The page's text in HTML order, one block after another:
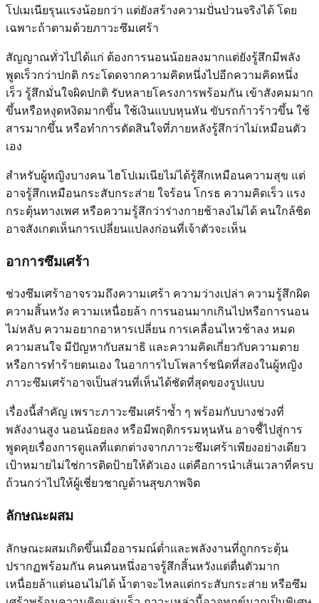
โปเมเนียรุนแรงน้อยกว่า แต่ยังสร้างความปั่นป่วนจริงได้ โดย
เฉพาะถ้าตามด้วยภาวะซึมเศร้า
สัญญาณทั่วไปได้แก่ ต้องการนอนน้อยลงมากแต่ยังรู้สึกมีพลัง
พูดเร็วกว่าปกติ กระโดดจากความคิดหนึ่งไปอีกความคิดหนึ่ง
เร็ว รู้สึกมั่นใจผิดปกติ รับหลายโครงการพร้อมกัน เข้าสังคมมาก
ขึ้นหรือหงุดหงิดมากขึ้น ใช้เงินแบบหุนหัน ขับรถก้าวร้าวขึ้น ใช้
สารมากขึ้น หรือทำการตัดสินใจที่ภายหลังรู้สึกว่าไม่เหมือนตัว
เอง
สำหรับผู้หญิงบางคน ไฮโปเมเนียไม่ได้รู้สึกเหมือนความสุข แต่
อาจรู้สึกเหมือนกระสับกระส่าย ใจร้อน โกรธ ความคิดเร็ว แรง
กระตุ้นทางเพศ หรือความรู้สึกว่าร่างกายช้าลงไม่ได้ คนใกล้ชิด
อาจสังเกตเห็นการเปลี่ยนแปลงก่อนที่เจ้าตัวจะเห็น
อาการซึมเศร้า
ช่วงซึมเศร้าอาจรวมถึงความเศร้า ความว่างเปล่า ความรู้สึกผิด
ความสิ้นหวัง ความเหนื่อยล้า การนอนมากเกินไปหรือการนอน
ไม่หลับ ความอยากอาหารเปลี่ยน การเคลื่อนไหวช้าลง หมด
ความสนใจ มีปัญหากับสมาธิ และความคิดเกี่ยวกับความตาย
หรือการทำร้ายตนเอง ในอาการไบโพลาร์ชนิดที่สองในผู้หญิง
ภาวะซึมเศร้าอาจเป็นส่วนที่เห็นได้ชัดที่สุดของรูปแบบ
เรื่องนี้สำคัญ เพราะภาวะซึมเศร้าซ้ำ ๆ พร้อมกับบางช่วงที่
พลังงานสูง นอนน้อยลง หรือมีพฤติกรรมหุนหัน อาจชี้ไปสู่การ
พูดคุยเรื่องการดูแลที่แตกต่างจากภาวะซึมเศร้าเพียงอย่างเดียว
เป้าหมายไม่ใช่การติดป้ายให้ตัวเอง แต่คือการนำเส้นเวลาที่ครบ
ถ้วนกว่าไปให้ผู้เชี่ยวชาญด้านสุขภาพจิต
ลักษณะผสม
ลักษณะผสมเกิดขึ้นเมื่ออารมณ์ต่ำและพลังงานที่ถูกกระตุ้น
ปรากฏพร้อมกัน คนคนหนึ่งอาจรู้สึกสิ้นหวังแต่ตื่นตัวมาก
เหนื่อยล้าแต่นอนไม่ได้ น้ำตาจะไหลแต่กระสับกระส่าย หรือซึม